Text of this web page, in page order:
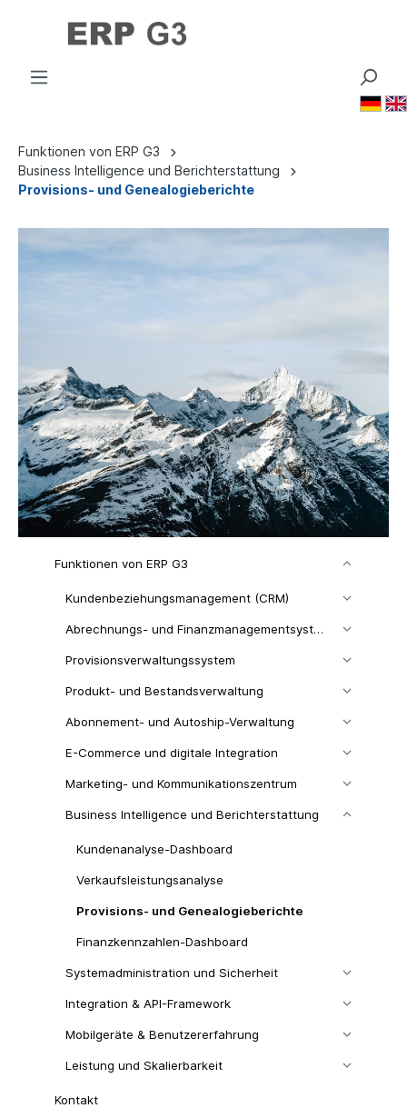
🇩🇪
Funktionen von ERP G3
Business Intelligence und Berichterstattung
Provisions- und Genealogieberichte
Funktionen von ERP G3
Kundenbeziehungsmanagement (CRM)
Abrechnungs- und Finanzmanagementsystem
Provisionsverwaltungssystem
Produkt- und Bestandsverwaltung
Abonnement- und Autoship-Verwaltung
E-Commerce und digitale Integration
Marketing- und Kommunikationszentrum
Business Intelligence und Berichterstattung
Kundenanalyse-Dashboard
Verkaufsleistungsanalyse
Provisions- und Genealogieberichte
Finanzkennzahlen-Dashboard
Systemadministration und Sicherheit
Integration & API-Framework
Mobilgeräte & Benutzererfahrung
Leistung und Skalierbarkeit
Kontakt